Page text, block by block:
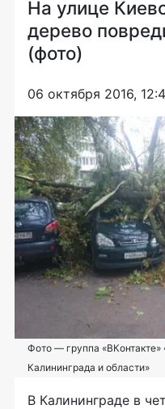
На улице
дерево
(фото)
06 октября 2016,
Фото — группа
Калининграда и области»
В Калининграде в